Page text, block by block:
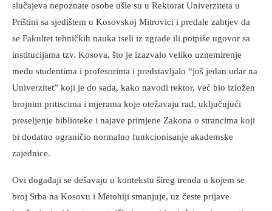
slučajeva nepoznate osobe ušle su u Rektorat Univerziteta u
Prištini sa sjedištem u Kosovskoj Mitrovici i predale zahtjev da
se Fakultet tehničkih nauka iseli iz zgrade ili potpiše ugovor sa
institucijama tzv. Kosova, što je izazvalo veliko uznemirenje
među studentima i profesorima i predstavljalo “još jedan udar na
Univerzitet” koji je do sada, kako navodi rektor, već bio izložen
brojnim pritiscima i mjerama koje otežavaju rad, uključujući
preseljenje biblioteke i najave primjene Zakona o strancima koji
bi dodatno ograničio normalno funkcionisanje akademske
zajednice.
Ovi događaji se dešavaju u kontekstu šireg trenda u kojem se
broj Srba na Kosovu i Metohiji smanjuje, uz česte prijave